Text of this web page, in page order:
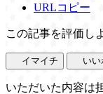
URLコピー
この記事を評価し
イマイチ いい
いただいた内容は